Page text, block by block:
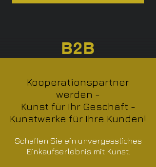
B2B
Kooperationspartner
werden -
Kunst für Ihr Geschäft -
Kunstwerke für Ihre Kunden!
Schaffen Sie ein unvergessliches
Einkaufserlebnis mit Kunst.